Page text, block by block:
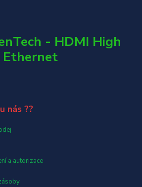
- HDMI High
Ethernet
nás ??
a autorizace